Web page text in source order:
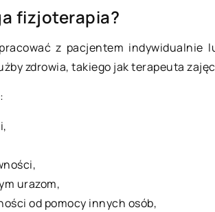
fizjoterapia?
z pacjentem indywidualnie
zdrowia, takiego jak terapeuta
urazom,
od pomocy innych osób,